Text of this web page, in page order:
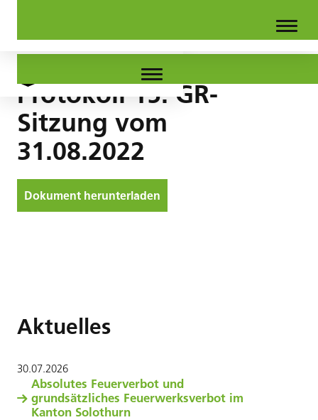
Protokoll 15. GR-
Sitzung vom
31.08.2022
Dokument herunterladen
Aktuelles
30.07.2026
Absolutes Feuerverbot und
grundsätzliches Feuerwerksverbot im
Kanton Solothurn